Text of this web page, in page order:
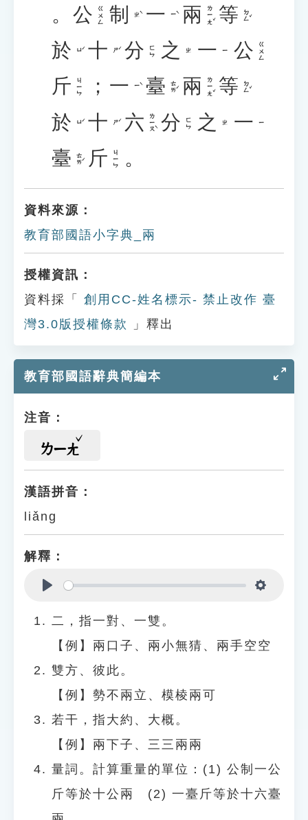
。 公 ㄍㄨㄥ 制 ㄓˋ 一 ㄧˋ 兩 ㄌㄧㄤˇ 等 ㄉㄥˇ
於 ㄩˊ 十 ㄕˊ 分 ㄈㄣ 之 ㄓ 一 ㄧ 公 ㄍㄨㄥ
斤 ㄐㄧㄣ ； 一 ㄧˋ 臺 ㄊㄞˊ 兩 ㄌㄧㄤˇ 等 ㄉㄥˇ
於 ㄩˊ 十 ㄕˊ 六 ㄌㄧㄡˋ 分 ㄈㄣ 之 ㄓ 一 ㄧ
臺 ㄊㄞˊ 斤 ㄐㄧㄣ 。
資料來源：
教育部國語小字典_兩
授權資訊：
資料採「
創用CC-姓名標示- 禁止改作 臺
灣3.0版授權條款
」釋出
教育部國語辭典簡編本
注音：
ㄌㄧㄤ
漢語拼音：
liǎng
解釋：
二，指一對、一雙。
【例】兩口子、兩小無猜、兩手空空
雙方、彼此。
【例】勢不兩立、模棱兩可
若干，指大約、大概。
【例】兩下子、三三兩兩
量詞。計算重量的單位：(1) 公制一公
斤等於十公兩 (2) 一臺斤等於十六臺